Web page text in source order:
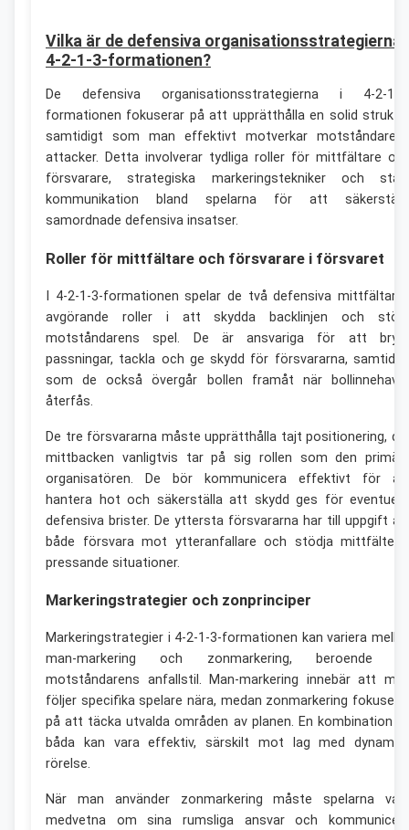
Vilka är de defensiva organisationsstrategierna i
4-2-1-3-formationen?
De defensiva organisationsstrategierna i 4-2-1-
formationen fokuserar på att upprätthålla en solid
samtidigt som man effektivt motverkar
attacker. Detta involverar tydliga roller för mittfältare
försvarare, strategiska markeringstekniker och
kommunikation bland spelarna för att
samordnade defensiva insatser.
Roller för mittfältare och försvarare i försvaret
I 4-2-1-3-formationen spelar de två defensiva
avgörande roller i att skydda backlinjen och
motståndarens spel. De är ansvariga för att
passningar, tackla och ge skydd för försvararna,
som de också övergår bollen framåt när
återfås.
De tre försvararna måste upprätthålla tajt positionering,
mittbacken vanligtvis tar på sig rollen som den
organisatören. De bör kommunicera effektivt för
hantera hot och säkerställa att skydd ges för
defensiva brister. De yttersta försvararna har till uppgift
både försvara mot ytteranfallare och stödja mittfältet
pressande situationer.
Markeringstrategier och zonprinciper
Markeringstrategier i 4-2-1-3-formationen kan variera
man-markering och zonmarkering, beroende
motståndarens anfallstil. Man-markering innebär att
följer specifika spelare nära, medan zonmarkering
på att täcka utvalda områden av planen. En kombination
båda kan vara effektiv, särskilt mot lag med
rörelse.
När man använder zonmarkering måste spelarna
medvetna om sina rumsliga ansvar och